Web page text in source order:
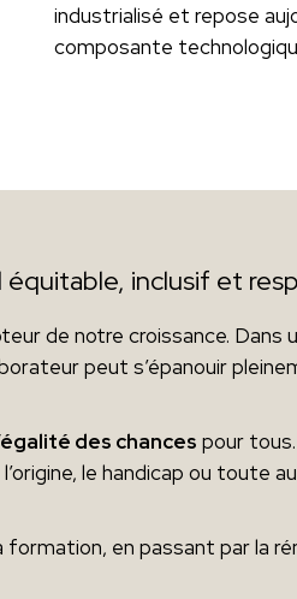
industrialisé et repose
composante
équitable, inclusif et
de notre croissance. Dans
peut s’épanouir
des chances pour
le handicap ou
en passant par la